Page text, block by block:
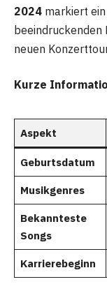
2024 markiert
beeindruckenden
neuen
Kurze
Aspekt
Geburtsdatum
Musikgenres
Bekannteste
Songs
Karrierebeginn